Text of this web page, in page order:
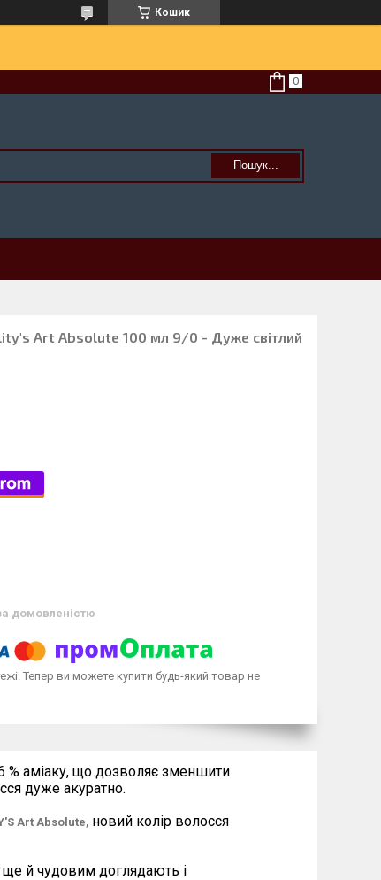
Кошик
Пошук...
Art Absolute 100 мл 9/0 - Дуже світлий
домовленістю
Тепер ви можете купити будь-який товар не
% аміаку, що дозволяє зменшити
дуже акуратно.
S Art Absolute, новий колір волосся
й чудовим доглядають і